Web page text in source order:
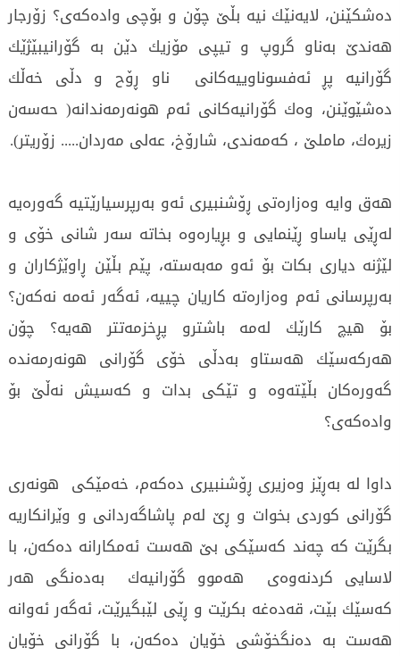
ده‌شكێنن، لایه‌نێك نیه‌ بڵێ‌ چۆن و بۆچی‌ واده‌كه‌ی‌؟ زۆرجار
هه‌ندێ‌ به‌ناو گروپ و تیپی‌ مۆزیك دێن به‌ گۆرانیبێژێك
گۆرانیه‌ پڕ ئه‌فسوناوییه‌كانی‌ ناو ڕۆح و دڵی‌ خه‌ڵك
ده‌شێوێنن، وه‌ك گۆرانیه‌كانی‌ ئه‌م هونه‌رمه‌ندانه‌( حه‌سه‌ن
زیره‌ك، ماملێ‌ ، كه‌مه‌ندی‌، شارۆخ، عه‌لی‌ مه‌ردان..... زۆریتر).
هه‌ق وایه‌ وه‌زاره‌تی‌ ڕۆشنبیری‌ ئه‌و به‌رپرسیارێتیه‌ گه‌وره‌یه‌
له‌ڕێی‌ یاساو ڕێنمایی‌ و بڕیاره‌وه‌ بخاته‌ سه‌ر شانی‌ خۆی‌ و
لێژنه‌ دیاری‌ بكات بۆ ئه‌و مه‌به‌سته‌، پێم بڵێن ڕاوێژكاران و
به‌رپرسانی‌ ئه‌م وه‌زاره‌ته‌ كاریان چییه‌، ئه‌گه‌ر ئه‌مه‌ نه‌كه‌ن؟
بۆ هیچ كارێك له‌مه‌ باشترو پڕخزمه‌تتر هه‌یه‌؟ چۆن
هه‌ركه‌سێك هه‌ستاو به‌دڵی‌ خۆی‌ گۆرانی‌ هونه‌رمه‌نده‌
گه‌وره‌كان بڵێته‌وه‌ و تێكی‌ بدات و كه‌سیش نه‌ڵێ‌ بۆ
واده‌كه‌ی‌؟
داوا له‌ به‌ڕێز وه‌زیری‌ ڕۆشنبیری‌ ده‌كه‌م، خه‌مێكی‌ هونه‌ری‌
گۆرانی‌ كوردی‌ بخوات و ڕێ له‌م پاشاگه‌ردانی‌ و وێرانكاریه‌
بگرێت كه‌ چه‌ند كه‌سێكی‌ بێ‌ هه‌ست ئه‌مكارانه‌ ده‌كه‌ن، با
لاسایی‌ كردنه‌وه‌ی‌ هه‌موو گۆرانیه‌ك به‌ده‌نگی‌ هه‌ر
كه‌سێك بێت، قه‌ده‌غه‌ بكرێت و ڕێی‌ لێبگیرێت، ئه‌گه‌ر ئه‌وانه‌
هه‌ست به‌ ده‌نگخۆشی‌ خۆیان ده‌كه‌ن، با گۆرانی‌ خۆیان